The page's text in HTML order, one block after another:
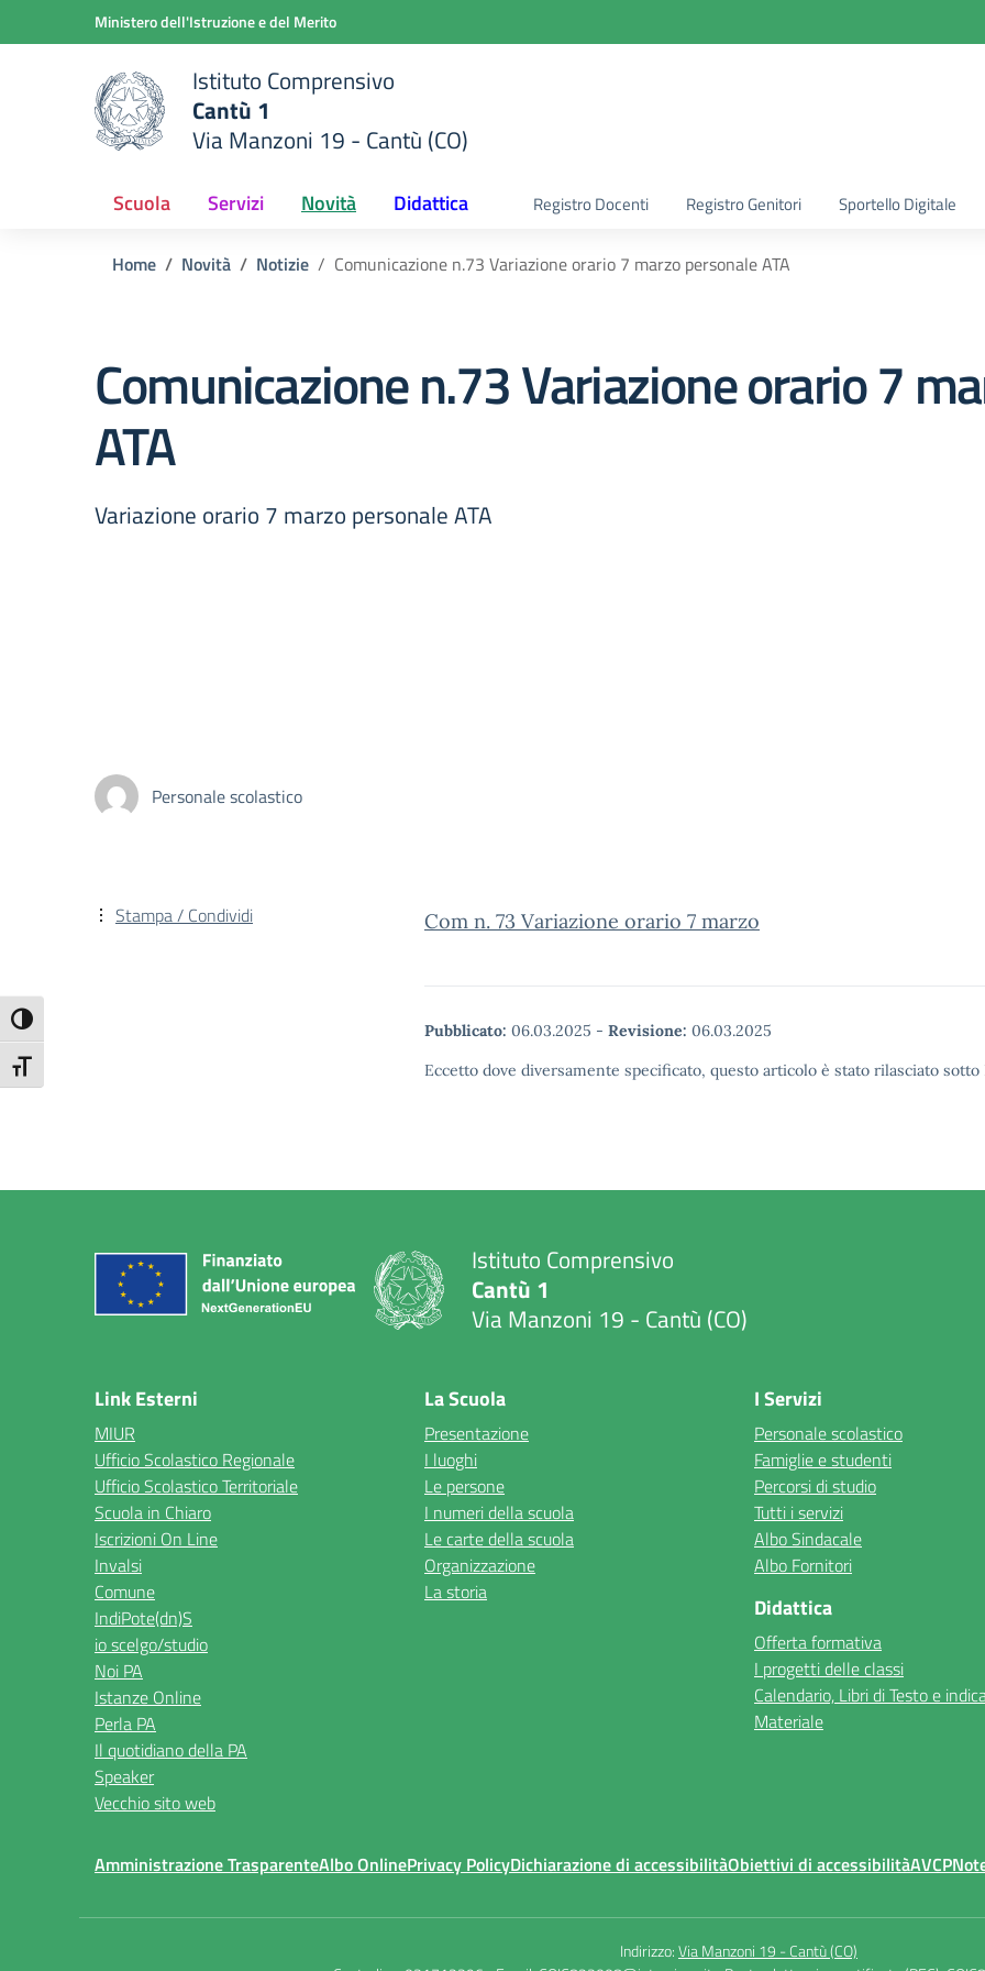
Attiva/disattiva alto contrasto
Attiva/disattiva dimensione testo
Vai ai contenuti
Vai al menu di navigazioneMinistero dell'Istruzione e del Merito
scuola
Istituto Comprensivo
Cantù 1
Via Manzoni 19 - Cantù (CO)
Scuola Servizi Novità Didattica Registro Docenti Registro Genitori Sportello Digitale
Home Novità Notizie Comunicazione n.73 Variazione orario 7 marzo personale ATA
Comunicazione n.73 Variazione orario 7
ATA
Variazione orario 7 marzo personale ATA
Personale scolastico
Com n. 73 Variazione orario 7 marzo
Pubblicato: 06.03.2025 - Revisione: 06.03.2025
Eccetto dove diversamente specificato, questo articolo è stato rilasciato
Stampa / Condividi
Istituto Comprensivo
Cantù 1
Via Manzoni 19 - Cantù (CO)
Link Esterni
MIUR
Ufficio Scolastico Regionale
Ufficio Scolastico Territoriale
Scuola in Chiaro
Iscrizioni On Line
Invalsi
Comune
IndiPote(dn)S
io scelgo/studio
Noi PA
Istanze Online
Perla PA
Il quotidiano della PA
Speaker
Vecchio sito web
La Scuola
Presentazione
I luoghi
Le persone
I numeri della scuola
Le carte della scuola
Organizzazione
La storia
I Servizi
Personale scolastico
Famiglie e studenti
Percorsi di studio
Tutti i servizi
Albo Sindacale
Albo Fornitori
Didattica
Offerta formativa
I progetti delle classi
Calendario, Libri di Testo e
Materiale
Amministrazione TrasparenteAlbo OnlinePrivacy PolicyDichiarazione di accessibilitàObiettivi di accessibilitàAVCP
Indirizzo:Via Manzoni 19 - Cantù (CO)